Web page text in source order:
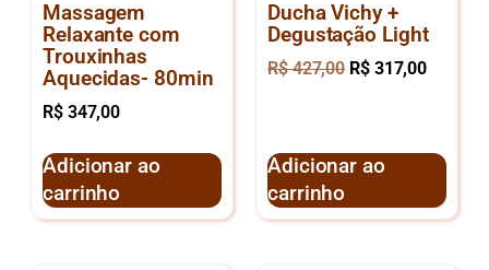
Massagem
Relaxante com
Trouxinhas
Aquecidas- 80min
R$347,00
Adicionar ao
carrinho
Ducha Vichy +
Degustação Light
R$427,00 R$317,00
Adicionar ao
carrinho